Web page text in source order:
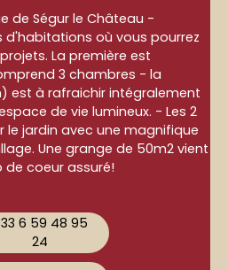
de Ségur le Château -
d'habitations où vous pourrez
La première est
3 chambres - la
est à rafraichir intégralement
de vie lumineux. - Les 2
jardin avec une magnifique
Une grange de 50m2 vient
coeur assuré!
6 59 48 95
24